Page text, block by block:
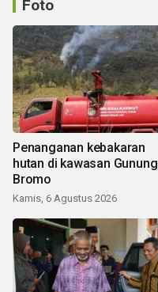
Foto
Penanganan kebakaran
hutan di kawasan Gunung
Bromo
Kamis, 6 Agustus 2026